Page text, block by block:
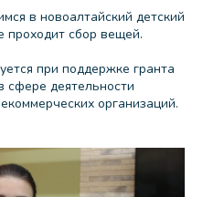
в новоалтайский детский
проходит сбор вещей.
при поддержке гранта
сфере деятельности
организаций.